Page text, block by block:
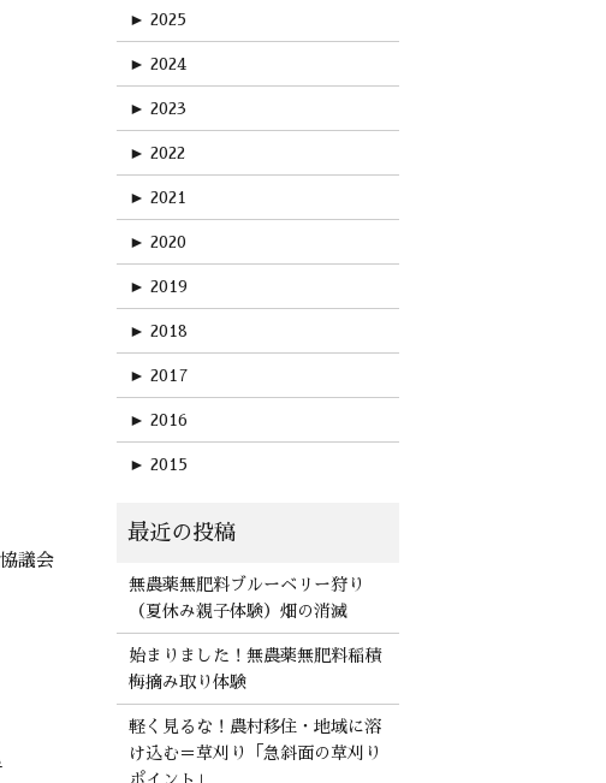
議会
► 2025
► 2024
► 2023
► 2022
► 2021
► 2020
► 2019
► 2018
► 2017
► 2016
► 2015
無農薬無肥料ブルーベリー狩り
（夏休み親子体験）畑の消滅
始まりました！無農薬無肥料稲積
梅摘み取り体験
軽く見るな！農村移住・地域に溶
け込む＝草刈り「急斜面の草刈り